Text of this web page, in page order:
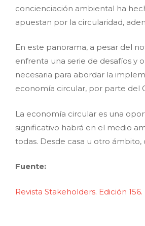
concienciación ambiental ha
apuestan por la circularidad,
En este panorama, a pesar del
enfrenta una serie de desafíos y
necesaria para abordar la
economía circular, por parte del
La economía circular es una
significativo habrá en el medio
todas. Desde casa u otro
Fuente:
Revista Stakeholders. Edición 156.